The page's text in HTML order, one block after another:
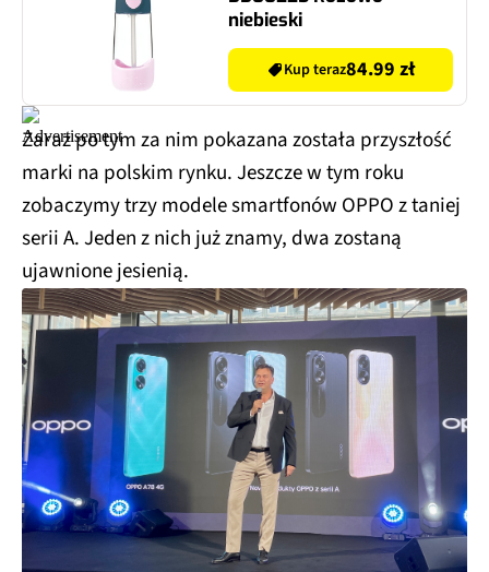
niebieski
Kup teraz84.99 zł
Zaraz po tym za nim pokazana została przyszłość
marki na polskim rynku. Jeszcze w tym roku
zobaczymy trzy modele smartfonów OPPO z taniej
serii A. Jeden z nich już znamy, dwa zostaną
ujawnione jesienią.